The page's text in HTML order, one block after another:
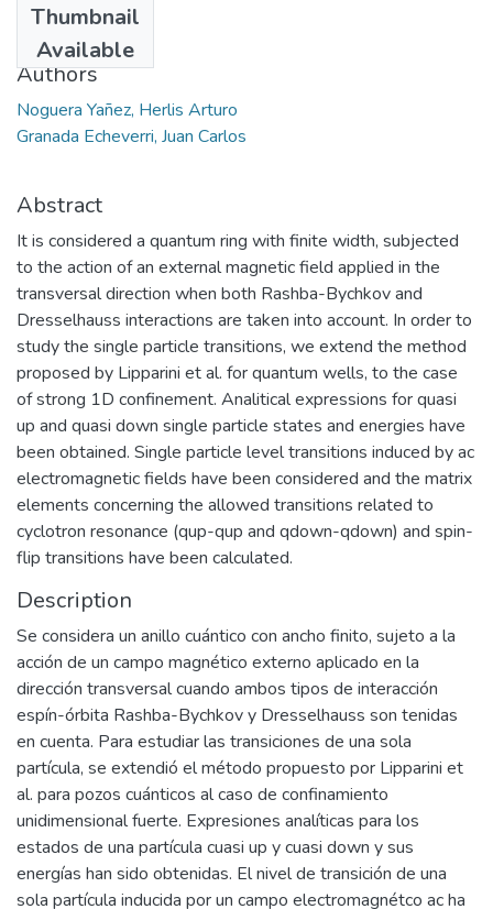
Thumbnail
Available
2009-07
Authors
Noguera Yañez, Herlis Arturo
Granada Echeverri, Juan Carlos
Abstract
It is considered a quantum ring with finite width, subjected
to the action of an external magnetic field applied in the
transversal direction when both Rashba-Bychkov and
Dresselhauss interactions are taken into account. In order to
study the single particle transitions, we extend the method
proposed by Lipparini et al. for quantum wells, to the case
of strong 1D confinement. Analitical expressions for quasi
up and quasi down single particle states and energies have
been obtained. Single particle level transitions induced by ac
electromagnetic fields have been considered and the matrix
elements concerning the allowed transitions related to
cyclotron resonance (qup-qup and qdown-qdown) and spin-
flip transitions have been calculated.
Description
Se considera un anillo cuántico con ancho finito, sujeto a la
acción de un campo magnético externo aplicado en la
dirección transversal cuando ambos tipos de interacción
espín-órbita Rashba-Bychkov y Dresselhauss son tenidas
en cuenta. Para estudiar las transiciones de una sola
partícula, se extendió el método propuesto por Lipparini et
al. para pozos cuánticos al caso de confinamiento
unidimensional fuerte. Expresiones analíticas para los
estados de una partícula cuasi up y cuasi down y sus
energías han sido obtenidas. El nivel de transición de una
sola partícula inducida por un campo electromagnétco ac ha